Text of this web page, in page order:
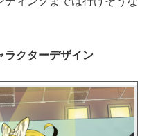
ラクターデザイン